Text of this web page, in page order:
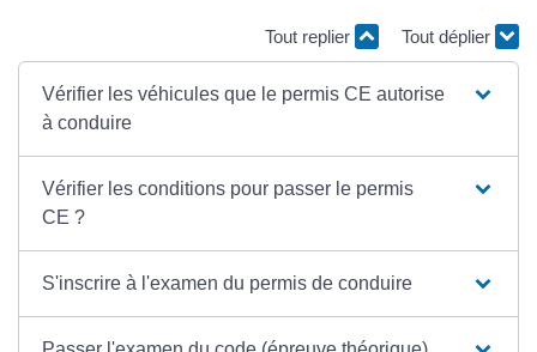
Tout replier Tout déplier
Vérifier les véhicules que le permis CE autorise
à conduire
Vérifier les conditions pour passer le permis
CE ?
S'inscrire à l'examen du permis de conduire